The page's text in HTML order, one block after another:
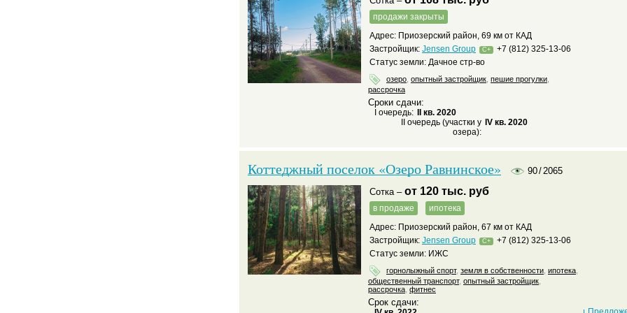
продажи закрыты
Адрес: Приозерский район, 69 км от КАД
Застройщик: Jensen Group C+
+7 (812) 325-13-06
Статус земли: Дачное стр-во
озеро опытный застройщик пешие прогулки
рассрочка
Сроки сдачи:
I очередь:
II кв. 2020
II очередь (участки у
озера):
IV кв. 2020
Коттеджный поселок «Озеро Равнинское» 90/2065
Сотка – от 120 тыс. руб
в продаже
ипотека
Адрес: Приозерский район, 67 км от КАД
Застройщик: Jensen Group C+
+7 (812) 325-13-06
Статус земли: ИЖС
горнолыжный спорт, земля в собственности ипотека
общественный транспорт, опытный застройщик
рассрочка фитнес
Срок сдачи: